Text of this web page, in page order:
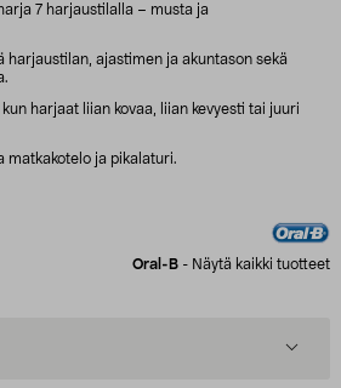
7 harjaustilalla – musta ja
harjaustilan, ajastimen ja akuntason sekä
harjaat liian kovaa, liian kevyesti tai juuri
matkakotelo ja pikalaturi.
Oral-B - Näytä kaikki tuotteet